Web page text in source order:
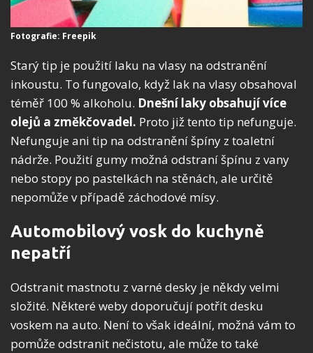
Fotografie: Freepik
Starý tip je použití laku na vlasy na odstranění
inkoustu. To fungovalo, když lak na vlasy obsahoval
téměř 100 % alkoholu. Dnešní laky obsahují více
olejů a změkčovadel. Proto již tento tip nefunguje.
Nefunguje ani tip na odstranění špíny z toaletní
nádrže. Použití gumy možná odstraní špínu z vany
nebo stopy po pastelkách na stěnách, ale určitě
nepomůže v případě záchodové mísy.
Automobilový vosk do kuchyně
nepatří
Odstranit mastnotu z varné desky je někdy velmi
složité. Některé weby doporučují potřít desku
voskem na auto. Není to však ideální, možná vám to
pomůže odstranit nečistotu, ale může to také